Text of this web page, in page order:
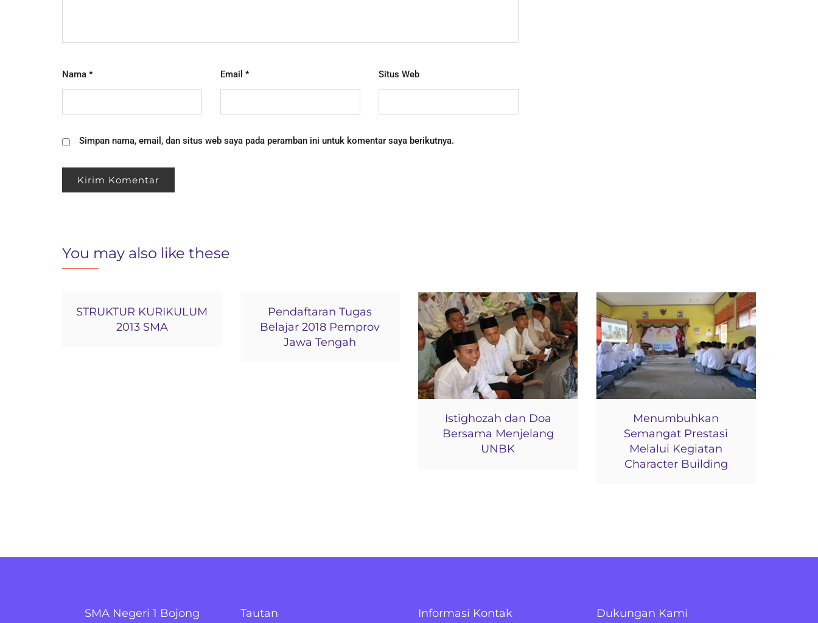
Nama * Email * Situs Web
Simpan nama, email, dan situs web saya pada peramban ini untuk komentar saya berikutnya.
You may also like these
STRUKTUR KURIKULUM
2013 SMA
Pendaftaran Tugas
Belajar 2018 Pemprov
Jawa Tengah
Istighozah dan Doa
Bersama Menjelang
UNBK
Menumbuhkan
Semangat Prestasi
Melalui Kegiatan
Character Building
SMA Negeri 1 Bojong
Tautan Informasi Kontak Dukungan Kami